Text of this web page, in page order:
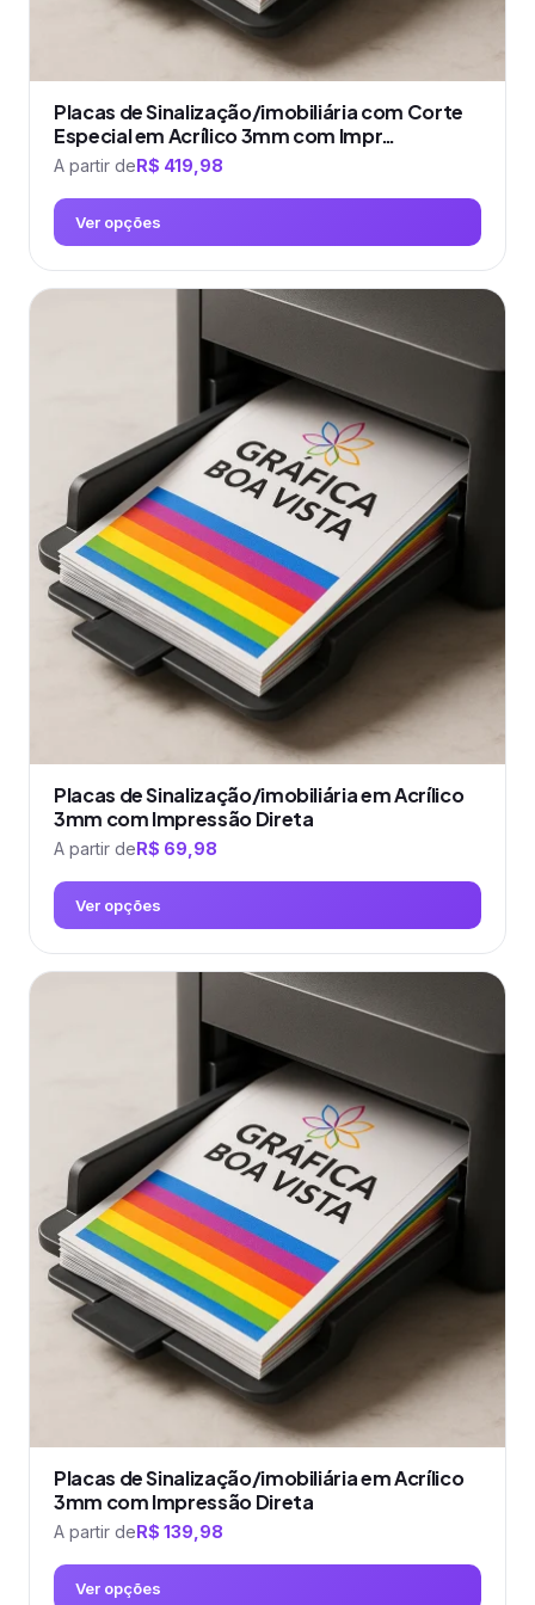
Placas de Sinalização/imobiliária com Corte
Especial em Acrílico 3mm com Impr…
A partir deR$ 419,98
Ver opções
Este
produto
opções
podem
escolhidas
na
página
produto
Placas de Sinalização/imobiliária em Acrílico
3mm com Impressão Direta
A partir deR$ 69,98
Ver opções
Este
produto
opções
podem
escolhidas
na
página
produto
Placas de Sinalização/imobiliária em Acrílico
3mm com Impressão Direta
A partir deR$ 139,98
Ver opções